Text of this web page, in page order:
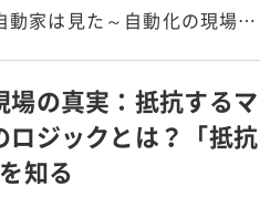
動家は見た～自動化の現場…
場の真実：抵抗するマ
ロジックとは？「抵抗
知る